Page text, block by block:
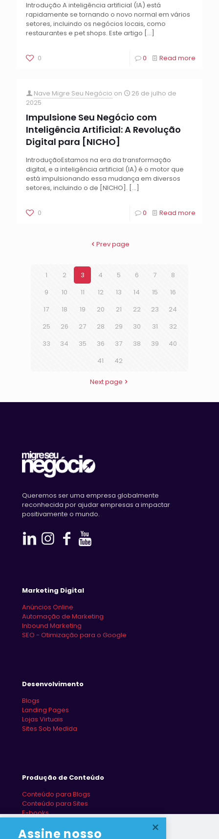
Introdução A inteligência artificial (IA) está
rapidamente se tornando o novo normal em vários
setores, incluindo os negócios locais, como
restaurantes e pet shops. Este artigo […]
0 0 Read more
Nave Migre Seu Negócio on
26 de julho de
2025
Impulsione Seu Negócio com
Inteligência Artificial: A Revolução
Digital para [NICHO]
IntroduçãoEstamos na era da transformação
digital, e a inteligência artificial (IA) é o motor que
está impulsionando essa mudança em diversos
setores, incluindo o de [NICHO]. […]
0 0 Read more
Prev page
1 2 3 4 5 6 7
8
9
10 11 12 13 14 15
16
17
18 19 20 21 22 23
24
25
26 27 28 29 30 31
32
33
34 35 36 37 38 39
40
41
42
Next page
Queremos ser uma empresa globalmente
reconhecida por ajudar empresas a impactar
positivamente o mundo.
Marketing Digital
Anúncios Online
Automação de Marketing
Inbound Marketing
SEO - Otimização para o Google
Desenvolvimento
Blogs
Landing Pages
Lojas Virtuais
Sites Sob Medida
Produção de Conteúdo
Conteúdo para Blogs
Conteúdo para Sites
E-books
Assine nosso